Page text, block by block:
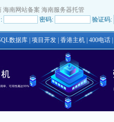
海南网站备案 海南服务器托管
密码: 验证码:
数据库 项目开发 香港主机 400电话